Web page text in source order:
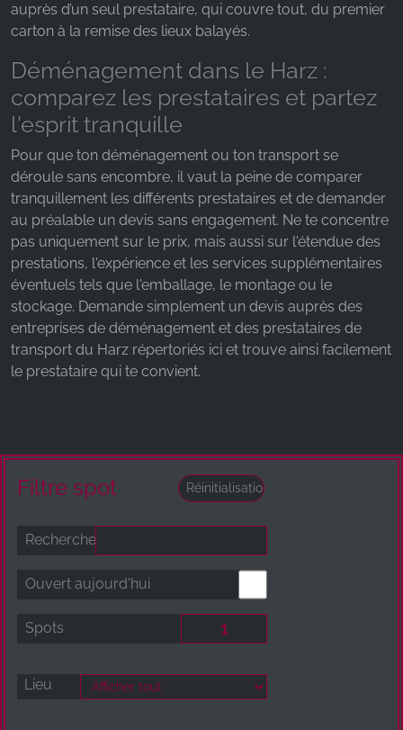
auprès d’un seul prestataire, qui couvre tout, du premier
carton à la remise des lieux balayés.
Déménagement dans le Harz :
comparez les prestataires et partez
l'esprit tranquille
Pour que ton déménagement ou ton transport se
déroule sans encombre, il vaut la peine de comparer
tranquillement les différents prestataires et de demander
au préalable un devis sans engagement. Ne te concentre
pas uniquement sur le prix, mais aussi sur l'étendue des
prestations, l'expérience et les services supplémentaires
éventuels tels que l'emballage, le montage ou le
stockage. Demande simplement un devis auprès des
entreprises de déménagement et des prestataires de
transport du Harz répertoriés ici et trouve ainsi facilement
le prestataire qui te convient.
Filtre spot
Recherche
Ouvert aujourd'hui
Spots
Lieu